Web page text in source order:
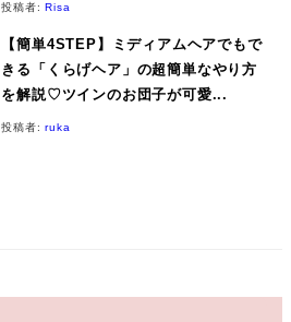
投稿者: Risa
【簡単4STEP】ミディアムヘアでもで
きる「くらげヘア」の超簡単なやり方
を解説♡ツインのお団子が可愛...
投稿者:ruka